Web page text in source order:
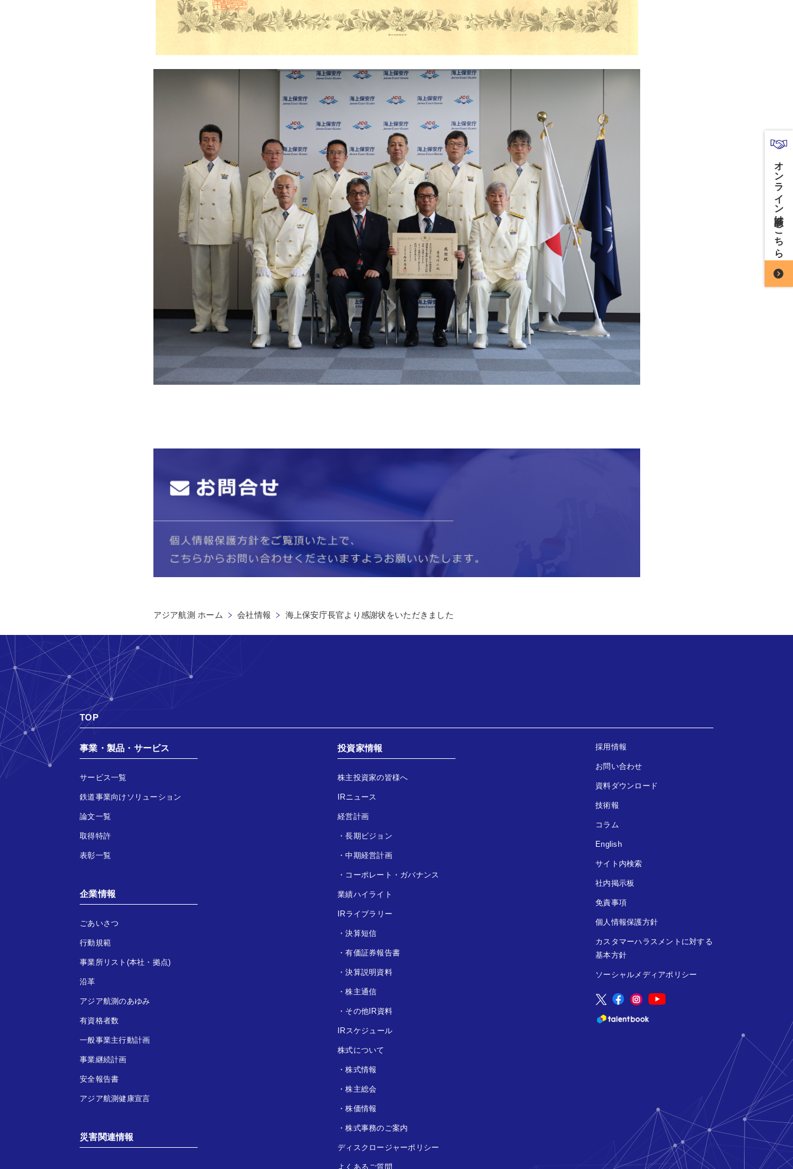
アジア航測 ホーム 会社情報 海上保安庁長官より感謝状をいただきました
TOP
事業・製品・サービス
サービス一覧
鉄道事業向けソリューション
論文一覧
取得特許
表彰一覧
企業情報
ごあいさつ
行動規範
事業所リスト(本社・拠点)
沿革
アジア航測のあゆみ
有資格者数
一般事業主行動計画
事業継続計画
安全報告書
アジア航測健康宣言
災害関連情報
投資家情報
株主投資家の皆様へ
IRニュース
経営計画
・長期ビジョン
・中期経営計画
・ コーポレート・ガバナンス
業績ハイライト
IRライブラリー
・決算短信
・有価証券報告書
・決算説明資料
・株主通信
・ その他IR資料
IRスケジュール
株式について
・株式情報
・株主総会
・株価情報
・株式事務のご案内
ディスクロージャーポリシー
よくあるご質問
採用情報
お問い合わせ
資料ダウンロード
技術報
コラム
English
サイト内検索
社内掲示板
免責事項
個人情報保護方針
カスタマーハラスメントに対する
基本方針
ソーシャルメディアポリシー
オンライン商談はこちら